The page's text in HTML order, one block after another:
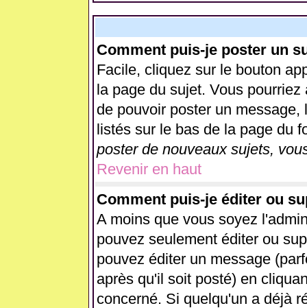
Comment puis-je poster un
Facile, cliquez sur le bouton
la page du sujet. Vous
de pouvoir poster un
listés sur le bas de la page du
poster de nouveaux sujets,
Revenir en haut
Comment puis-je éditer ou
A moins que vous soyez
pouvez seulement éditer ou
pouvez éditer un message
après qu'il soit posté) en
concerné. Si quelqu'un a déjà